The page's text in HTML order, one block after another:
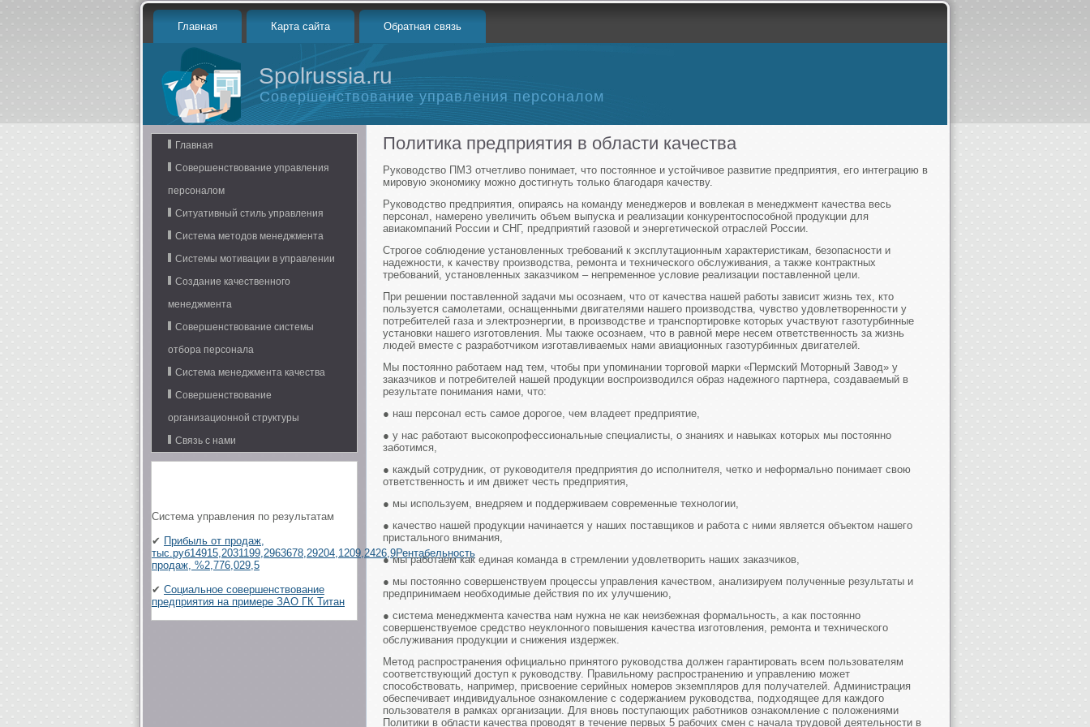
Главная Карта сайта Обратная связь
Spolrussia.ru
Совершенствование управления персоналом
Главная
Совершенствование управления
персоналом
Ситуативный стиль управления
Система методов менеджмента
Системы мотивации в управлении
Создание качественного
менеджмента
Совершенствование системы
отбора персонала
Система менеджмента качества
Совершенствование
организационной структуры
Связь с нами
Система управления по результатам
✔ Прибыль от продаж,
тыс.руб14915,2031199,2963678,29204,1209,2426,9Рентабельность
продаж, %2,776,029,5
✔ Социальное совершенствование
предприятия на примере ЗАО ГК Титан
Политика предприятия в области качества
Руководство ПМЗ отчетливо понимает, что постоянное и устойчивое развитие предприятия, его интеграцию в
мировую экономику можно достигнуть только благодаря качеству.
Руководство предприятия, опираясь на команду менеджеров и вовлекая в менеджмент качества весь
персонал, намерено увеличить объем выпуска и реализации конкурентоспособной продукции для
авиакомпаний России и СНГ, предприятий газовой и энергетической отраслей России.
Строгое соблюдение установленных требований к эксплутационным характеристикам, безопасности и
надежности, к качеству производства, ремонта и технического обслуживания, а также контрактных
требований, установленных заказчиком – непременное условие реализации поставленной цели.
При решении поставленной задачи мы осознаем, что от качества нашей работы зависит жизнь тех, кто
пользуется самолетами, оснащенными двигателями нашего производства, чувство удовлетворенности у
потребителей газа и электроэнергии, в производстве и транспортировке которых участвуют газотурбинные
установки нашего изготовления. Мы также осознаем, что в равной мере несем ответственность за жизнь
людей вместе с разработчиком изготавливаемых нами авиационных газотурбинных двигателей.
Мы постоянно работаем над тем, чтобы при упоминании торговой марки «Пермский Моторный Завод» у
заказчиков и потребителей нашей продукции воспроизводился образ надежного партнера, создаваемый в
результате понимания нами, что:
● наш персонал есть самое дорогое, чем владеет предприятие,
● у нас работают высокопрофессиональные специалисты, о знаниях и навыках которых мы постоянно
заботимся,
● каждый сотрудник, от руководителя предприятия до исполнителя, четко и неформально понимает свою
ответственность и им движет честь предприятия,
● мы используем, внедряем и поддерживаем современные технологии,
● качество нашей продукции начинается у наших поставщиков и работа с ними является объектом нашего
пристального внимания,
● мы работаем как единая команда в стремлении удовлетворить наших заказчиков,
● мы постоянно совершенствуем процессы управления качеством, анализируем полученные результаты и
предпринимаем необходимые действия по их улучшению,
● система менеджмента качества нам нужна не как неизбежная формальность, а как постоянно
совершенствуемое средство неуклонного повышения качества изготовления, ремонта и технического
обслуживания продукции и снижения издержек.
Метод распространения официально принятого руководства должен гарантировать всем пользователям
соответствующий доступ к руководству. Правильному распространению и управлению может
способствовать, например, присвоение серийных номеров экземпляров для получателей. Администрация
обеспечивает индивидуальное ознакомление с содержанием руководства, подходящее для каждого
пользователя в рамках организации. Для вновь поступающих работников ознакомление с положениями
Политики в области качества проводят в течение первых 5 рабочих смен с начала трудовой деятельности в